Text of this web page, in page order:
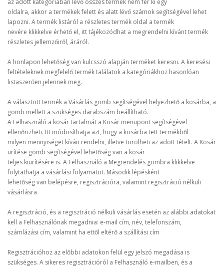
az adott kategóriában lévő összes termék nem fér ki egy
oldalra, akkor a termékek felett és alatt lévő számok segítségével lehet
lapozni. A termék listáról a részletes termék oldal a termék
nevére klikkelve érhető el, itt tájékozódhat a megrendelni kívánt termék
részletes jellemzőiről, áráról.
A honlapon lehetőség van kulcsszó alapján terméket keresni. A keresési
feltételeknek megfelelő termék találatok a kategóriákhoz hasonlóan
listaszerűen jelennek meg.
A választott termék a Vásárlás gomb segítségével helyezhető a kosárba, a
gomb mellett a szükséges darabszám beállítható.
A Felhasználó a kosár tartalmát a Kosár menüpont segítségével
ellenőrizheti. Itt módosíthatja azt, hogy a kosárba tett termékből
milyen mennyiséget kíván rendelni, illetve törölheti az adott tételt. A Kosár
ürítése gomb segítségével lehetőség van a kosár
teljes kiürítésére is. A Felhasználó a Megrendelés gombra klikkelve
folytathatja a vásárlási folyamatot. Második lépésként
lehetőség van belépésre, regisztrációra, valamint regisztráció nélküli
vásárlásra
A regisztráció, és a regisztráció nélküli vásárlás esetén az alábbi adatokat
kell a Felhasználónak megadnia: e-mail cím, név, telefonszám,
számlázási cím, valamint ha ettől eltérő a szállítási cím
Regisztrációhoz az előbbi adatokon felül egy jelszó megadása is
szükséges. A sikeres regisztrációról a Felhasználó e-mailben, és a